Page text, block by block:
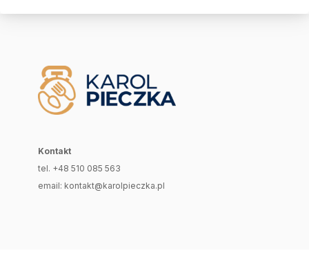
Kontakt
tel. +48 510 085 563
email: kontakt@karolpieczka.pl